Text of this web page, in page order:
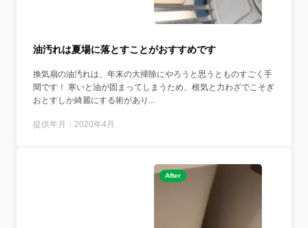
油汚れは夏場に落とすことがおすすめです
換気扇の油汚れは、年末の大掃除にやろうと思うとものすごく手
間です！ 寒いと油が固まってしまうため、根気と力わざでこそぎ
おとすしか綺麗にする術があり...
提供年月：2020年4月
After